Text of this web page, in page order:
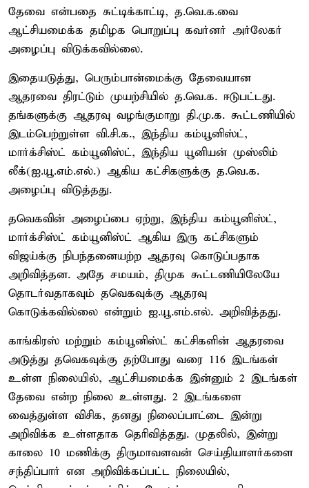
தேவை என்பதை சுட்டிக்காட்டி, த.வெ.க.வை
ஆட்சியமைக்க தமிழக பொறுப்பு கவர்னர் அர்லேகர்
அழைப்பு விடுக்கவில்லை.
இதையடுத்து, பெரும்பான்மைக்கு தேவையான
ஆதரவை திரட்டும் முயற்சியில் த.வெ.க. ஈடுபட்டது.
தங்களுக்கு ஆதரவு வழங்குமாறு தி.மு.க. கூட்டணியில்
இடம்பெற்றுள்ள வி.சி.க., இந்திய கம்யூனிஸ்ட்,
மார்க்சிஸ்ட் கம்யூனிஸ்ட், இந்திய யூனியன் முஸ்லிம்
லீக்(ஐ.யூ.எம்.எல்.) ஆகிய கட்சிகளுக்கு த.வெ.க.
அழைப்பு விடுத்தது.
தவெகவின் அழைப்பை ஏற்று, இந்திய கம்யூனிஸ்ட்,
மார்க்சிஸ்ட் கம்யூனிஸ்ட் ஆகிய இரு கட்சிகளும்
விஜய்க்கு நிபந்தனையற்ற ஆதரவு கொடுப்பதாக
அறிவித்தன. அதே சமயம், திமுக கூட்டணியிலேயே
தொடர்வதாகவும் தவெகவுக்கு ஆதரவு
கொடுக்கவில்லை என்றும் ஐ.யூ.எம்.எல். அறிவித்தது.
காங்கிரஸ் மற்றும் கம்யூனிஸ்ட் கட்சிகளின் ஆதரவை
அடுத்து தவெகவுக்கு தற்போது வரை 116 இடங்கள்
உள்ள நிலையில், ஆட்சியமைக்க இன்னும் 2 இடங்கள்
தேவை என்ற நிலை உள்ளது. 2 இடங்களை
வைத்துள்ள விசிக, தனது நிலைப்பாட்டை இன்று
அறிவிக்க உள்ளதாக தெரிவித்தது. முதலில், இன்று
காலை 10 மணிக்கு திருமாவளவன் செய்தியாளர்களை
சந்திப்பார் என அறிவிக்கப்பட்ட நிலையில்,